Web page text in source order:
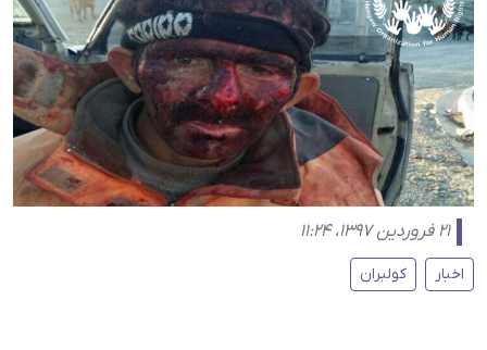
۲۱ فروردین ۱۳۹۷، ۱۱:۲۴
اخبار کولبران